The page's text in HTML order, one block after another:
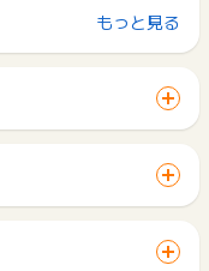
での値引額分
）以外でのVAI
でのご注文
もっと見る
物が完了するまでの
移動した場合はポイン
を押した時とサービ
ザが異なる場合はポ
つき10円単位の金額